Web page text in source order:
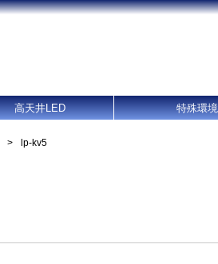
高天井LED 特殊環
> lp-kv5